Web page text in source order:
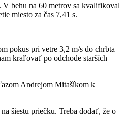
behu na 60 metrov sa kvalifikoval
miesto za čas 7,41 s.
pokus pri vetre 3,2 m/s do chrbta
kraľovať po odchode starších
Andrejom Mitašíkom k
šiestu priečku. Treba dodať, že o